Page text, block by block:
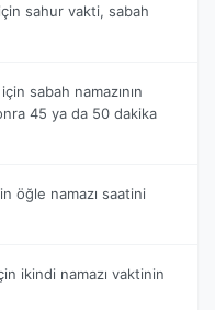
sahur vakti, sabah
sabah namazının
45 ya da 50 dakika
öğle namazı saatini
ikindi namazı vaktinin